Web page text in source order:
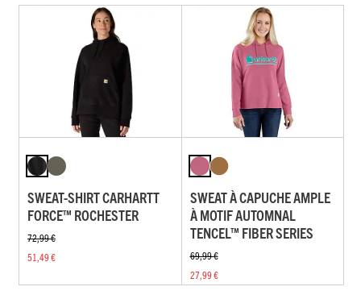
SWEAT-SHIRT CARHARTT
FORCE™ ROCHESTER
72,99 €
51,49 €
SWEAT À CAPUCHE AMPLE
À MOTIF AUTOMNAL
TENCEL™ FIBER SERIES
69,99 €
27,99 €